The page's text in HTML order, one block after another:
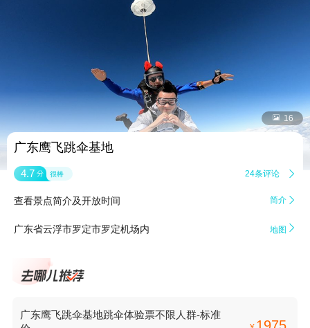
 16
广东鹰飞跳伞基地
4.7 分 很棒 24条评论 
查看景点简介及开放时间 简介 
广东省云浮市罗定市罗定机场内 地图 
广东鹰飞跳伞基地跳伞体验票不限人群-标准